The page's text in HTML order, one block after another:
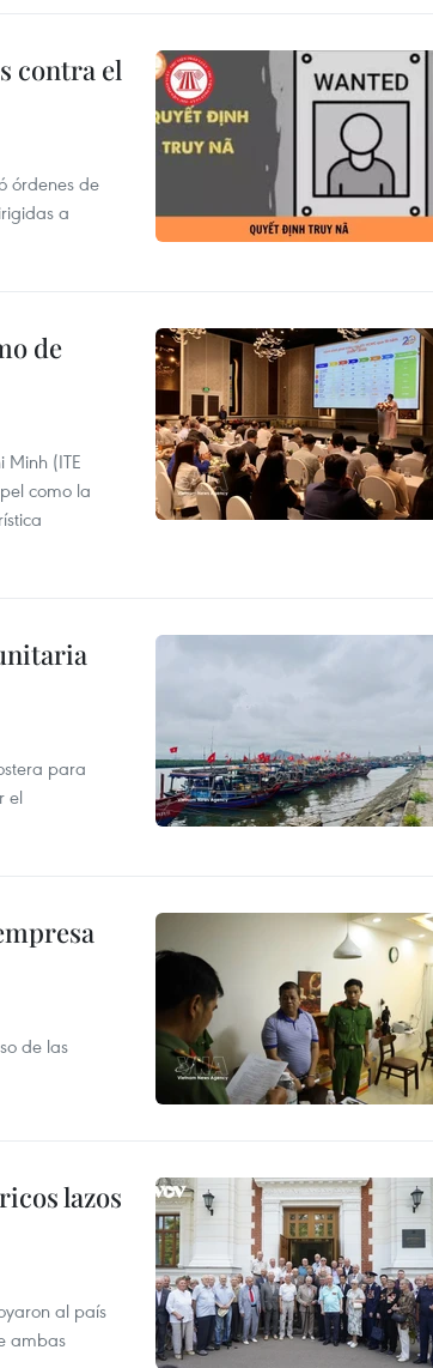
contra el
órdenes de
a
de
Minh (ITE
como la
para
el
de las
lazos
al país
ambas